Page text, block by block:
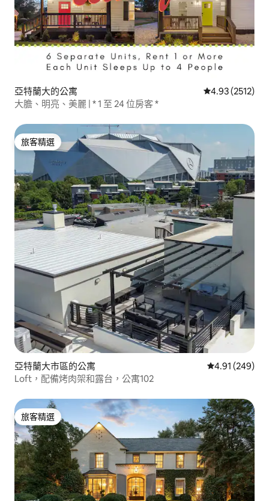
亞特蘭大的公寓 從 2512 則評價
4.93 (2512)
大膽、明亮、美麗 | * 1 至 24 位房客 *
旅客精選
旅客精選
亞特蘭大市區的公寓 從 249 則評價
4.91 (249)
Loft，配備烤肉架和露台，公寓102
旅客精選
旅客精選